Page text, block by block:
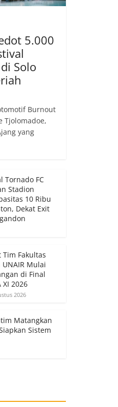
5.000
Solo
Burnout
Tjolomadoe,
yang
Tornado FC
Stadion
10 Ribu
Dekat Exit
Tim Fakultas
UNAIR Mulai
di Final
XI 2026
2026
Matangkan
Sistem